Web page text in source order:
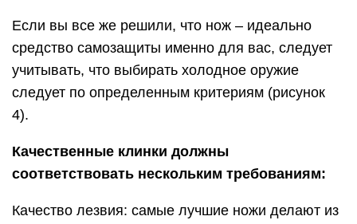
Если вы все же решили, что нож – идеально
средство самозащиты именно для вас, следует
учитывать, что выбирать холодное оружие
следует по определенным критериям (рисунок
4).
Качественные клинки должны
соответствовать нескольким требованиям:
Качество лезвия: самые лучшие ножи делают из